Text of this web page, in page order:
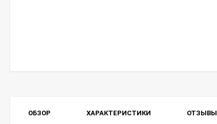
ОБЗОР ХАРАКТЕРИСТИКИ ОТЗЫВЫ